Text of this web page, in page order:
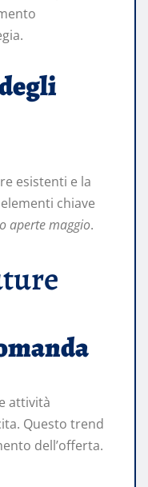
esistenti e la
chiave
aperte maggio.
attività
Questo trend
dell’offerta.